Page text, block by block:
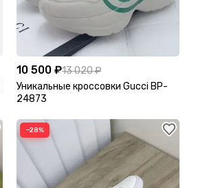
10 500 ₽13 020 ₽
Уникальные кроссовки Gucci BP-
24873
−28%